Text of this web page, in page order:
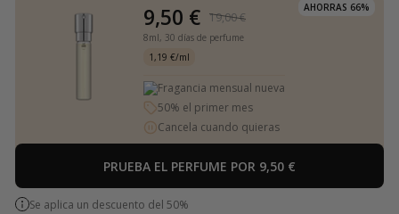
AHORRAS 66%
9,50 € 19,00 €
8ml, 30 días de perfume
1,19 €/ml
Fragancia mensual nueva
50% el primer mes
Cancela cuando quieras
PRUEBA EL PERFUME POR 9,50 €
Se aplica un descuento del 50%